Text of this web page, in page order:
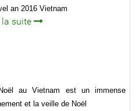
an 2016 Vietnam
la suite
au Vietnam est un immense
et la veille de Noël